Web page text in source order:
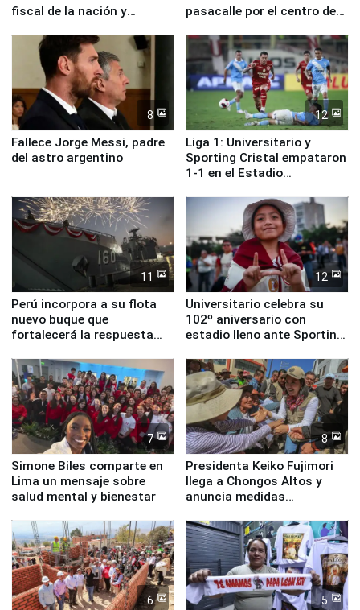
fiscal de la nación y
pasacalle por el centro de
8
Fallece Jorge Messi, padre
del astro argentino
12
Liga 1: Universitario y
Sporting Cristal empataron
1-1 en el Estadio
11
Perú incorpora a su flota
nuevo buque que
fortalecerá la respuesta
12
Universitario celebra su
102º aniversario con
estadio lleno ante Sporting
7
Simone Biles comparte en
Lima un mensaje sobre
salud mental y bienestar
8
Presidenta Keiko Fujimori
llega a Chongos Altos y
anuncia medidas
educación, salud y empleo
6 5